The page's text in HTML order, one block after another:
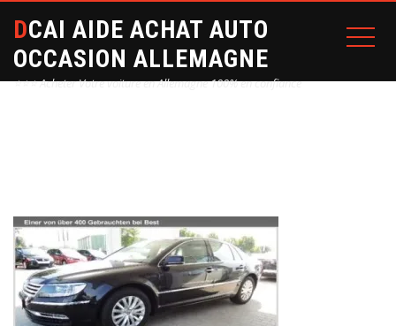
DCAI AIDE ACHAT AUTO
OCCASION ALLEMAGNE
⭐⭐⭐ Acheter Votre voiture en Allemagne 100% en confiance